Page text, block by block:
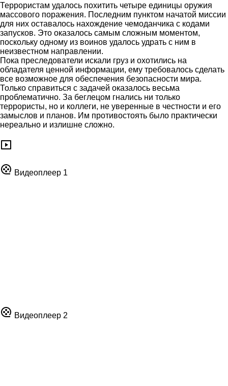
Террористам удалось похитить четыре единицы оружия
массового поражения. Последним пунктом начатой миссии
для них оставалось нахождение чемоданчика с кодами
запусков. Это оказалось самым сложным моментом,
поскольку одному из воинов удалось удрать с ним в
неизвестном направлении.
Пока преследователи искали груз и охотились на
обладателя ценной информации, ему требовалось сделать
все возможное для обеспечения безопасности мира.
Только справиться с задачей оказалось весьма
проблематично. За беглецом гнались ни только
террористы, но и коллеги, не уверенные в честности и его
замыслов и планов. Им противостоять было практически
нереально и излишне сложно.
Видеоплеер 1
Видеоплеер 2